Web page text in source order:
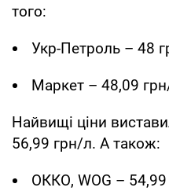
того:
Укр-Петроль – 48
Маркет – 48,09
Найвищі ціни
56,99 грн/л. А також:
ОККО, WOG –